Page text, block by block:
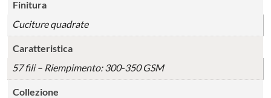
Finitura
Cuciture quadrate
Caratteristica
57 fili – Riempimento: 300-350 GSM
Collezione